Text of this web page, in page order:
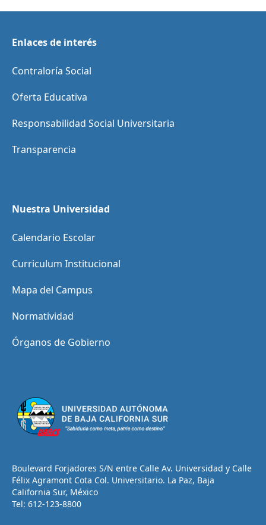
Enlaces de interés
Contraloría Social
Oferta Educativa
Responsabilidad Social Universitaria
Transparencia
Nuestra Universidad
Calendario Escolar
Curriculum Institucional
Mapa del Campus
Normatividad
Órganos de Gobierno
Boulevard Forjadores S/N entre Calle Av. Universidad y Calle
Félix Agramont Cota Col. Universitario. La Paz, Baja
California Sur, México
Tel: 612-123-8800